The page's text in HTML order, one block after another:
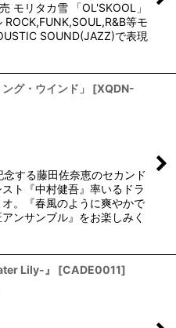
モリタカ雪 「OL'SKOOL」
ROCK,FUNK,SOUL,R&B等モ
SOUND(JAZZ)で表現
グ・ウインド」 [XQDN-
する藤田佐奈恵のセカンド
ト『中村健吾』率いるドラ
。『春風のように爽やかで
ンサンブル』をお楽しみく
Lily-』 [CADE0011]